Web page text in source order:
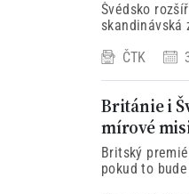
Švédsko
ČTK
Británie i
mírové
Britský
pokud to